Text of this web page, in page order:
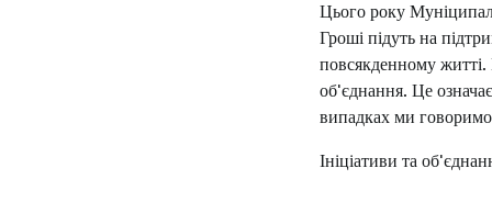
Цього року
Гроші підуть на
повсякденному житті.
об'єднання. Це
випадках ми
Ініціативи та